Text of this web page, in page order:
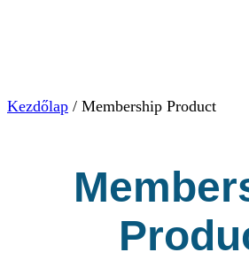
Kezdőlap / Membership Product